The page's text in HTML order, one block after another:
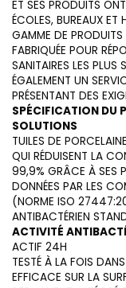
ET SES PRODUITS
ÉCOLES, BUREAUX ET
GAMME DE PRODUITS
FABRIQUÉE POUR
SANITAIRES LES PLUS
ÉGALEMENT UN
PRÉSENTANT DES
SPÉCIFICATION DU
SOLUTIONS
TUILES DE
QUI RÉDUISENT LA
99,9% GRÂCE À SES
DONNÉES PAR LES
(NORME ISO
ANTIBACTÉRIEN
ACTIVITÉ
ACTIF 24H
TESTÉ À LA FOIS
EFFICACE SUR LA